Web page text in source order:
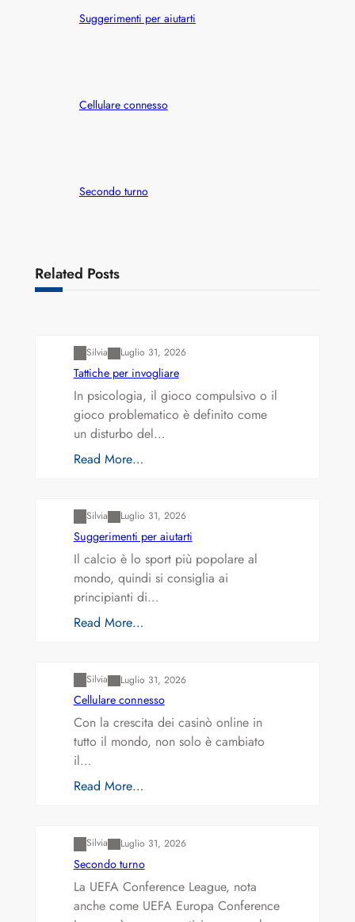
Suggerimenti per aiutarti
Cellulare connesso
Secondo turno
Related Posts
Silvia Luglio 31, 2026
Tattiche per invogliare
In psicologia, il gioco compulsivo o il
gioco problematico è definito come
un disturbo del…
Read More…
Silvia Luglio 31, 2026
Suggerimenti per aiutarti
Il calcio è lo sport più popolare al
mondo, quindi si consiglia ai
principianti di…
Read More…
Silvia Luglio 31, 2026
Cellulare connesso
Con la crescita dei casinò online in
tutto il mondo, non solo è cambiato
il…
Read More…
Silvia Luglio 31, 2026
Secondo turno
La UEFA Conference League, nota
anche come UEFA Europa Conference